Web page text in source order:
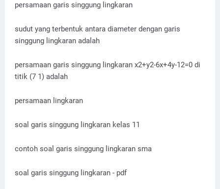
persamaan garis singgung lingkaran
sudut yang terbentuk antara diameter dengan garis
singgung lingkaran adalah
persamaan garis singgung lingkaran x2+y2-6x+4y-12=0 di
titik (7 1) adalah
persamaan lingkaran
soal garis singgung lingkaran kelas 11
contoh soal garis singgung lingkaran sma
soal garis singgung lingkaran - pdf